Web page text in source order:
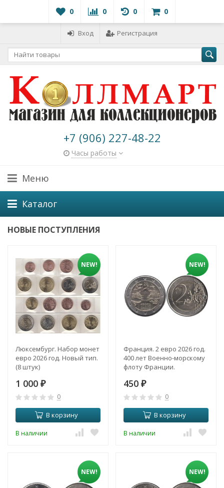
0 0 0 0
Вход Регистрация
+7 (906) 227-48-22
Часы работы
Меню
Каталог
НОВЫЕ ПОСТУПЛЕНИЯ
NEW!
Люксембург. Набор монет
евро 2026 год. Новый тип.
(8 штук)
1 000 ₽
0
В корзину
В наличии
NEW!
Франция. 2 евро 2026 год.
400 лет Военно-морскому
флоту Франции.
450 ₽
0
В корзину
В наличии
NEW! NEW!